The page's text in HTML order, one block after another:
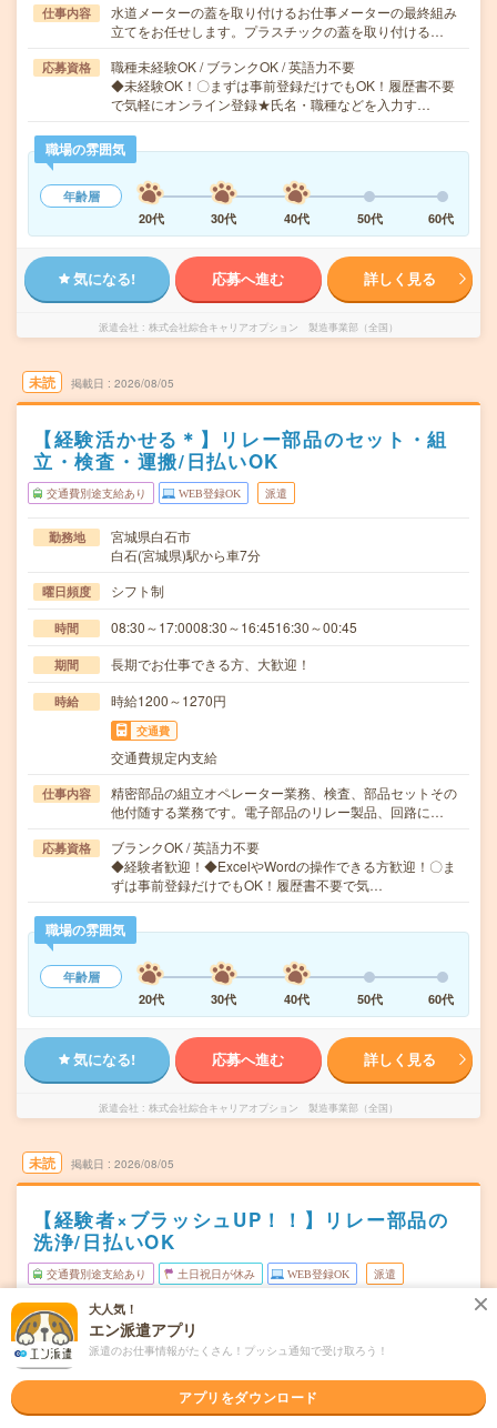
仕事内容
水道メーターの蓋を取り付けるお仕事メーターの最終組み
立てをお任せします。プラスチックの蓋を取り付ける…
応募資格
職種未経験OK / ブランクOK / 英語力不要
◆未経験OK！〇まずは事前登録だけでもOK！履歴書不要
で気軽にオンライン登録★氏名・職種などを入力す…
職場の雰囲気
年齢層
20代
30代 40代 50代 60代
気になる! 応募へ進む 詳しく見る
派遣会社 株式会社綜合キャリアオプション 製造事業部（全国）
未読 掲載日 2026/08/05
【経験活かせる＊】リレー部品のセット・組
立・検査・運搬/日払いOK
交通費別途支給あり WEB登録OK 派遣
勤務地
宮城県白石市
白石(宮城県)駅から車7分
曜日頻度 シフト制
時間 08:30～17:0008:30～16:4516:30～00:45
期間 長期でお仕事できる方、大歓迎！
時給 時給1200～1270円
交通費
交通費規定内支給
仕事内容
精密部品の組立オペレーター業務、検査、部品セットその
他付随する業務です。電子部品のリレー製品、回路に…
応募資格
ブランクOK / 英語力不要
◆経験者歓迎！◆ExcelやWordの操作できる方歓迎！〇ま
ずは事前登録だけでもOK！履歴書不要で気…
職場の雰囲気
年齢層
20代
30代 40代 50代 60代
気になる! 応募へ進む 詳しく見る
派遣会社 株式会社綜合キャリアオプション 製造事業部（全国）
未読 掲載日 2026/08/05
【経験者×ブラッシュUP！！】リレー部品の
洗浄/日払いOK
交通費別途支給あり 土日祝日が休み WEB登録OK 派遣
勤務地
宮城県白石市
白石(宮城県)駅から車7分
曜日頻度
08:30～17:0008:30～16:4516:30～00:45
大人気！
エン派遣アプリ
派遣のお仕事情報がたくさん！プッシュ通知で受け取ろう！
アプリをダウンロード